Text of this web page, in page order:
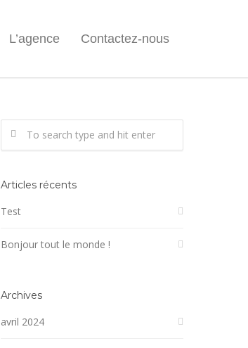
L’agence Contactez-nous
Articles récents
Test
Bonjour tout le monde !
Archives
avril 2024